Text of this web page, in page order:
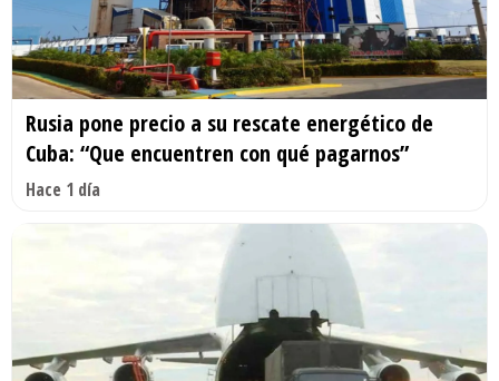
Rusia pone precio a su rescate energético de
Cuba: “Que encuentren con qué pagarnos”
Hace 1 día